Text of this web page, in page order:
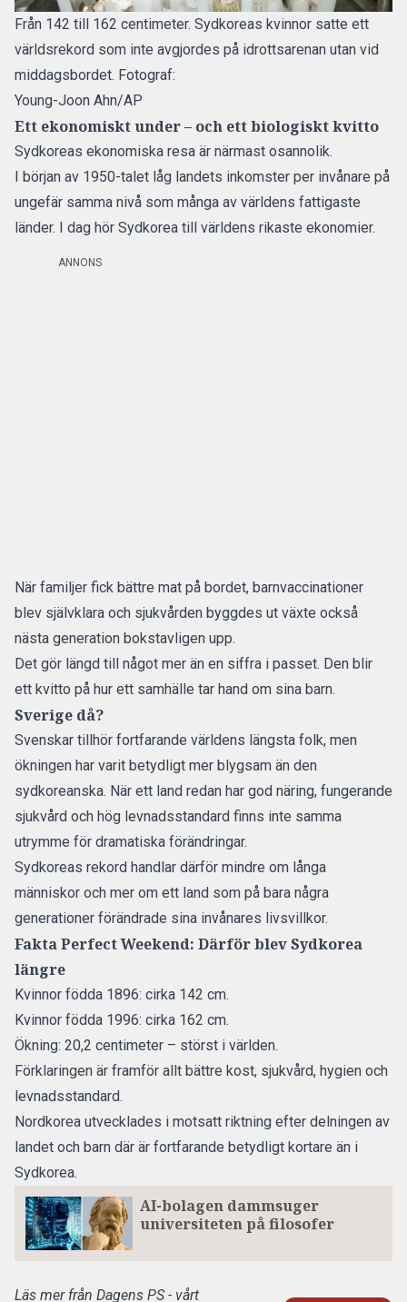
Från 142 till 162 centimeter. Sydkoreas kvinnor satte ett
världsrekord som inte avgjordes på idrottsarenan utan vid
middagsbordet. Fotograf:
Young-Joon Ahn/AP
Ett ekonomiskt under – och ett biologiskt kvitto
Sydkoreas ekonomiska resa är närmast osannolik.
I början av 1950-talet låg landets inkomster per invånare på
ungefär samma nivå som många av världens fattigaste
länder. I dag hör Sydkorea till världens rikaste ekonomier.
ANNONS
När familjer fick bättre mat på bordet, barnvaccinationer
blev självklara och sjukvården byggdes ut växte också
nästa generation bokstavligen upp.
Det gör längd till något mer än en siffra i passet. Den blir
ett kvitto på hur ett samhälle tar hand om sina barn.
Sverige då?
Svenskar tillhör fortfarande världens längsta folk, men
ökningen har varit betydligt mer blygsam än den
sydkoreanska. När ett land redan har god näring, fungerande
sjukvård och hög levnadsstandard finns inte samma
utrymme för dramatiska förändringar.
Sydkoreas rekord handlar därför mindre om långa
människor och mer om ett land som på bara några
generationer förändrade sina invånares livsvillkor.
Fakta Perfect Weekend: Därför blev Sydkorea
längre
Kvinnor födda 1896: cirka 142 cm.
Kvinnor födda 1996: cirka 162 cm.
Ökning: 20,2 centimeter – störst i världen.
Förklaringen är framför allt bättre kost, sjukvård, hygien och
levnadsstandard.
Nordkorea utvecklades i motsatt riktning efter delningen av
landet och barn där är fortfarande betydligt kortare än i
Sydkorea.
AI-bolagen dammsuger
universiteten på filosofer
Läs mer från Dagens PS - vårt